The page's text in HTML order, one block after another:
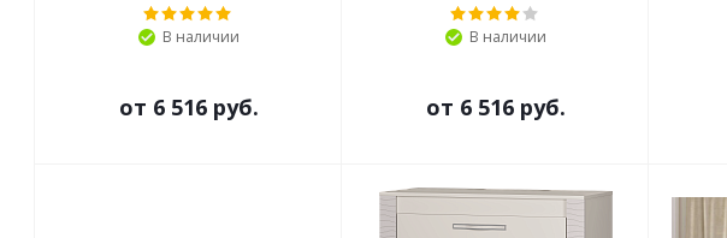
В наличии
от 6 516 руб.
В наличии
от 6 516 руб.